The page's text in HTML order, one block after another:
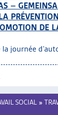
–
DE
journée
SOCIAL »